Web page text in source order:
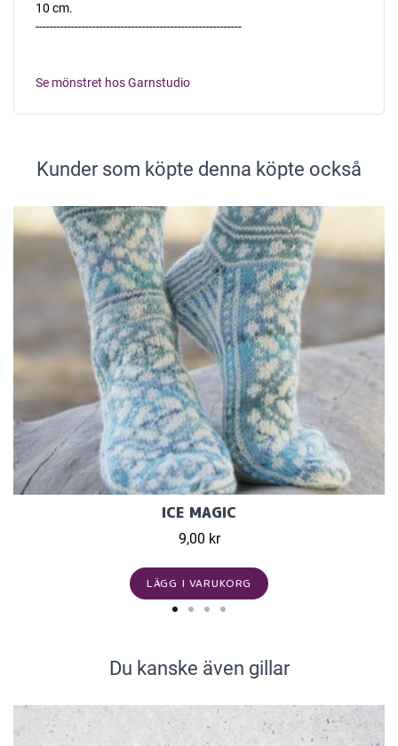
10 cm.
----------------------------------------------------------
Se mönstret hos Garnstudio
Kunder som köpte denna köpte också
ICE MAGIC
9,00 kr
LÄGG I VARUKORG
Du kanske även gillar